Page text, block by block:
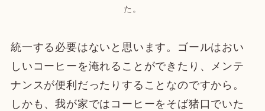
た。
統一する必要はないと思います。ゴールはおい
しいコーヒーを淹れることができたり、メンテ
ナンスが便利だったりすることなのですから。
しかも、我が家ではコーヒーをそば猪口でいた